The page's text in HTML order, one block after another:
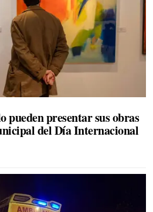
pueden presentar sus obras
del Día Internacional